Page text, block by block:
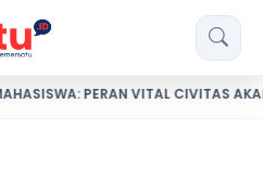
PERAN VITAL CIVITAS